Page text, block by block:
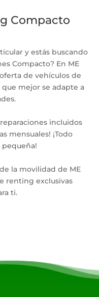
Compacto
y estás buscando
Compacto? En ME
de vehículos de
mejor se adapte a
incluidos
mensuales! ¡Todo
la movilidad de ME
renting exclusivas
ti.